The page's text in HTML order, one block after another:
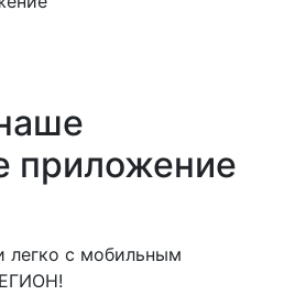
приложение
легко с мобильным